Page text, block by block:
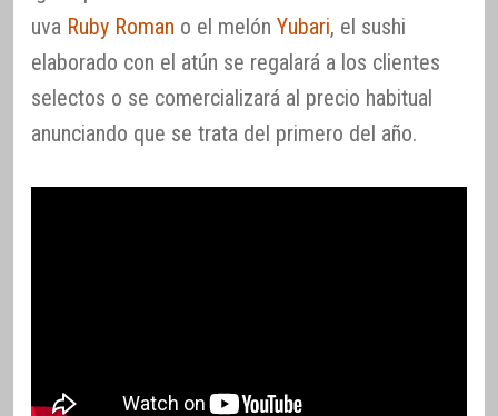
uva Ruby Roman o el melón Yubari, el sushi
elaborado con el atún se regalará a los clientes
selectos o se comercializará al precio habitual
anunciando que se trata del primero del año.